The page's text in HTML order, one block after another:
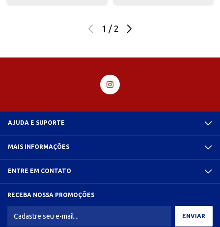
1 / 2
AJUDA E SUPORTE
MAIS INFORMAÇÕES
ENTRE EM CONTATO
RECEBA NOSSA PROMOÇÕES